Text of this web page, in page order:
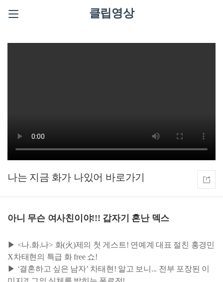
클립영상
나는 지금 화가 나있어
아니 무슨 여사친이야!!! 갑자기 혼난 덱스
▶ <나.화.나> 화(火)제의 첫 게스트! 연예계 대표 절친 홍경민
X차태현의 특급 화 free 쇼!
▶ ‘결혼하고 싶은 남자’ 차태현! 알고 보니... 전부 포장된 이